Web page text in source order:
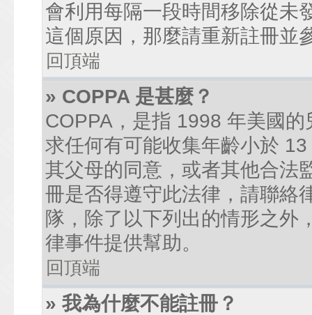
會利用每隔一段時間移除從未
這個原因，那麼請重新註冊並
回頂端
» COPPA 是甚麼？
COPPA，是指 1998 年美國
求任何有可能收集年齡小於
其父母的同意，或者其他合法
冊是否得遵守此法律，請聯絡
隊，除了以下列出的情形之外
律事件提供幫助。
回頂端
» 我為什麼不能註冊？